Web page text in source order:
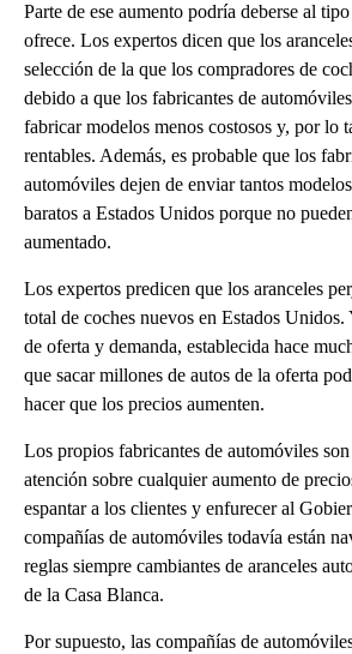
Parte de ese aumento podría deberse al
ofrece. Los expertos dicen que los
selección de la que los compradores de
debido a que los fabricantes de
fabricar modelos menos costosos y, por lo
rentables. Además, es probable que los
automóviles dejen de enviar tantos
baratos a Estados Unidos porque no
aumentado.
Los expertos predicen que los aranceles
total de coches nuevos en Estados
de oferta y demanda, establecida hace
que sacar millones de autos de la oferta
hacer que los precios aumenten.
Los propios fabricantes de automóviles
atención sobre cualquier aumento de
espantar a los clientes y enfurecer al
compañías de automóviles todavía están
reglas siempre cambiantes de aranceles
de la Casa Blanca.
Por supuesto, las compañías de